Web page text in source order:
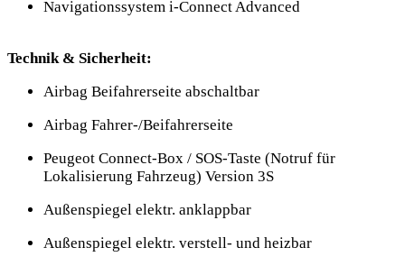
Navigationssystem i-Connect Advanced
Technik & Sicherheit:
Airbag Beifahrerseite abschaltbar
Airbag Fahrer-/Beifahrerseite
Peugeot Connect-Box / SOS-Taste (Notruf für
Lokalisierung Fahrzeug) Version 3S
Außenspiegel elektr. anklappbar
Außenspiegel elektr. verstell- und heizbar